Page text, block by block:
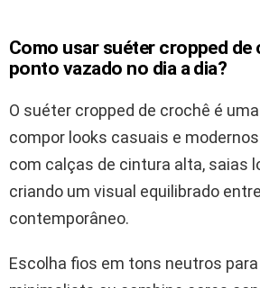
Como usar suéter cropped
ponto vazado no dia a dia?
O suéter cropped de crochê é
compor looks casuais e
com calças de cintura alta, saias
criando um visual equilibrado
contemporâneo.
Escolha fios em tons neutros